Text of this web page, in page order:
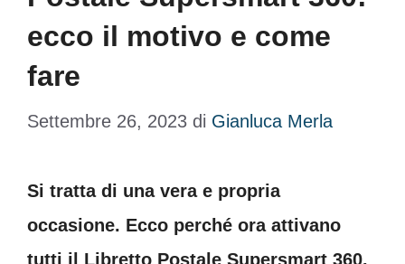
ecco il motivo e come
fare
Settembre 26, 2023 di Gianluca Merla
Si tratta di una vera e propria
occasione. Ecco perché ora attivano
tutti il Libretto Postale Supersmart 360.